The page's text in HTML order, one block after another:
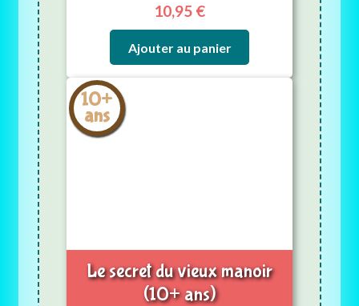
10,95 €
Ajouter au panier
10+
ans
Le secret du vieux manoir
(10+ ans)